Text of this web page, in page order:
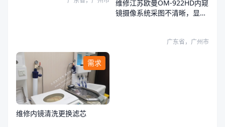
维修江苏欧曼OM-922HD内窥
镜摄像系统采图不清晰，显示
广东省，广州市
需求
维修内镜清洗更换滤芯